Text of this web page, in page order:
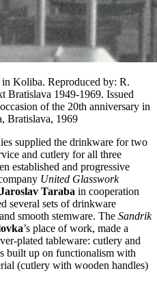
Koliba. Reproduced by: R.
Bratislava 1949-1969. Issued
of the 20th anniversary in
Bratislava, 1969
supplied the drinkware for two
and cutlery for all three
established and progressive
United Glasswork
Jaroslav Taraba in cooperation
several sets of drinkware
smooth stemware. The Sandrik
’s place of work, made a
plated tableware: cutlery and
built up on functionalism with
(cutlery with wooden handles)